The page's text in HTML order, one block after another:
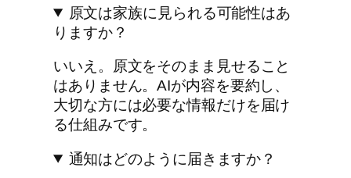
原文は家族に見られる可能性はあ
りますか？
いいえ。原文をそのまま見せること
はありません。AIが内容を要約し、
大切な方には必要な情報だけを届け
る仕組みです。
通知はどのように届きますか？